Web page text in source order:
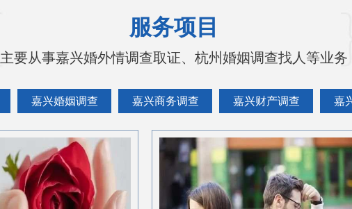
服务项目
主要从事嘉兴婚外情调查取证、杭州婚姻调查找人等业务
嘉兴婚姻调查 嘉兴商务调查 嘉兴财产调查 嘉